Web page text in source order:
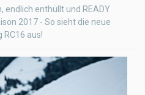
endlich enthüllt und READY
2017 - So sieht die neue
RC16 aus!